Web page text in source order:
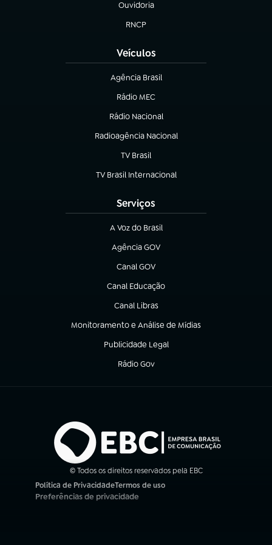
Ouvidoria
(abre em nova aba)
RNCP
(abre em nova aba)
Veículos
Agência Brasil
(abre em nova aba)
Rádio MEC
Rádio Nacional
(abre em nova aba)
Radioagência Nacional
(abre em nova aba)
TV Brasil
(abre em nova aba)
TV Brasil Internacional
(abre em nova aba)
Serviços
A Voz do Brasil
(abre em nova aba)
Agência GOV
(abre em nova aba)
Canal GOV
(abre em nova aba)
Canal Educação
(abre em nova aba)
Canal Libras
(abre em nova aba)
Monitoramento e Análise de Mídias
(abre em nova aba)
Publicidade Legal
(abre em nova aba)
Rádio Gov
(abre em nova aba)
© Todos os direitos reservados pela EBC
Política de Privacidade
(abre em nova aba)
Termos de uso
(abre em nova aba)
Preferências de privacidade